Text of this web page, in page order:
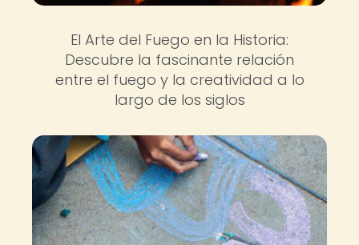
El Arte del Fuego en la Historia:
Descubre la fascinante relación
entre el fuego y la creatividad a lo
largo de los siglos